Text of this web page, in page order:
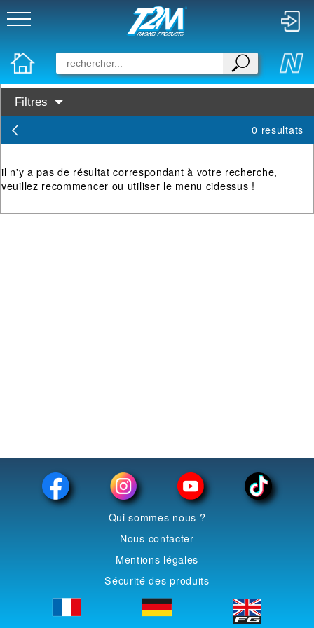
Filtres
filtrer
0 resultats
il n'y a pas de résultat correspondant à votre recherche,
veuillez recommencer ou utiliser le menu cidessus !
Qui sommes nous ?
Nous contacter
Mentions légales
Sécurité des produits